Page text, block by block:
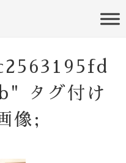
タグ付け
像;